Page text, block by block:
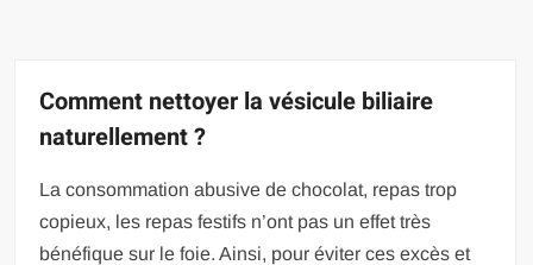
Comment nettoyer la vésicule biliaire
naturellement ?
La consommation abusive de chocolat, repas trop
copieux, les repas festifs n’ont pas un effet très
bénéfique sur le foie. Ainsi, pour éviter ces excès et